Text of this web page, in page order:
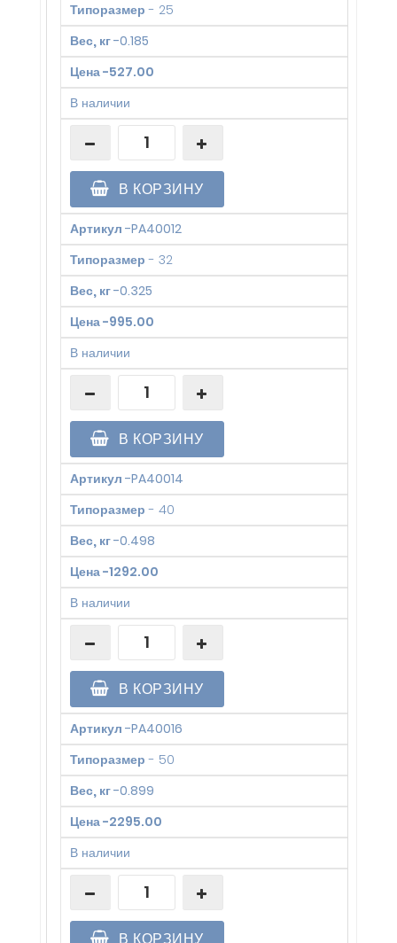
Типоразмер - 25
Вес, кг-0.185
Цена-527.00
В наличии
В КОРЗИНУ
Артикул -PA40012
Типоразмер - 32
Вес, кг-0.325
Цена-995.00
В наличии
В КОРЗИНУ
Артикул -PA40014
Типоразмер - 40
Вес, кг-0.498
Цена-1292.00
В наличии
В КОРЗИНУ
Артикул -PA40016
Типоразмер - 50
Вес, кг-0.899
Цена-2295.00
В наличии